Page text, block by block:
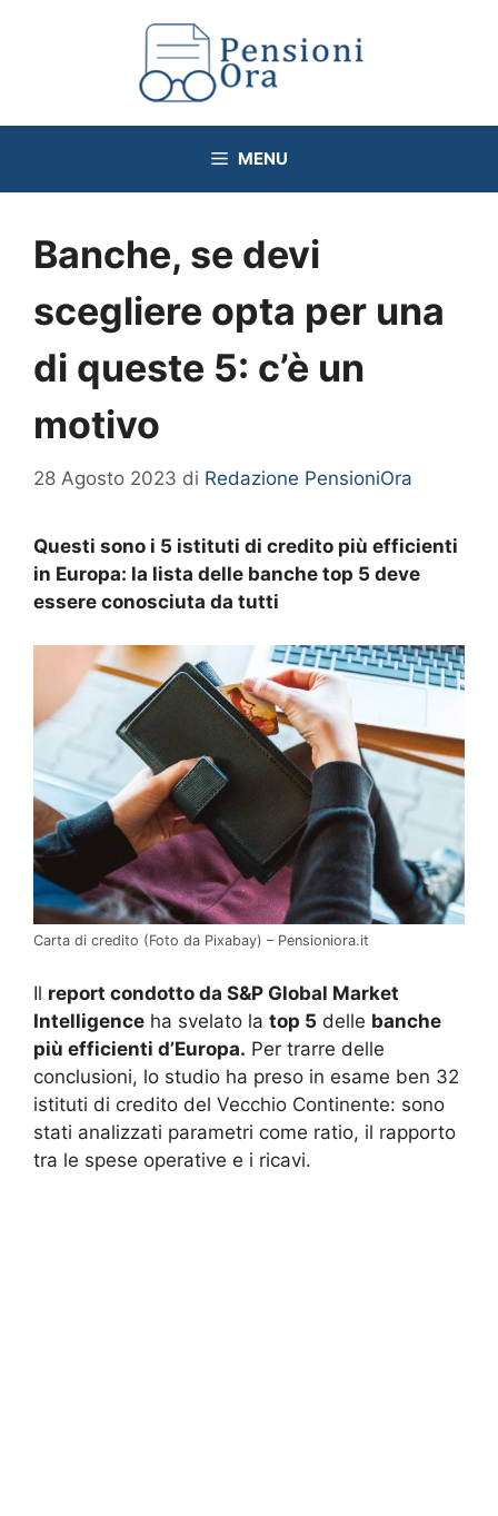
MENU
Banche, se devi
scegliere opta per una
di queste 5: c’è un
motivo
28 Agosto 2023 di Redazione PensioniOra
Questi sono i 5 istituti di credito più efficienti
in Europa: la lista delle banche top 5 deve
essere conosciuta da tutti
Carta di credito (Foto da Pixabay) – Pensioniora.it
Il report condotto da S&P Global Market
Intelligence ha svelato la top 5 delle banche
più efficienti d’Europa. Per trarre delle
conclusioni, lo studio ha preso in esame ben 32
istituti di credito del Vecchio Continente: sono
stati analizzati parametri come ratio, il rapporto
tra le spese operative e i ricavi.